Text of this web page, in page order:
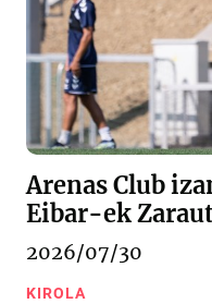
Arenas Club
Eibar-ek
2026/07/30
KIROLA